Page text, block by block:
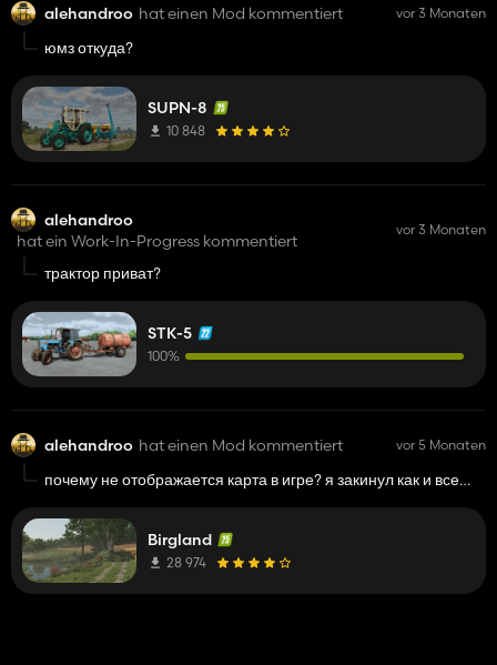
alehandroo hat einen Mod kommentiert vor 3 Monaten
юмз откуда?
SUPN-8
10 848
alehandroo
hat ein Work-In-Progress kommentiert
vor 3 Monaten
трактор приват?
STK-5
100%
alehandroo hat einen Mod kommentiert vor 5 Monaten
почему не отображается карта в игре? я закинул как и все
Birgland
28 974